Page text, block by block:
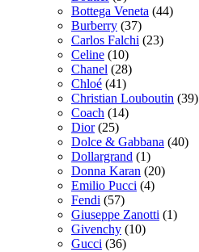
Bottega Veneta (44)
Burberry (37)
Carlos Falchi (23)
Celine (10)
Chanel (28)
Chloé (41)
Christian Louboutin (39)
Coach (14)
Dior(25)
Dolce & Gabbana (40)
Dollargrand (1)
Donna Karan (20)
Emilio Pucci (4)
Fendi (57)
Giuseppe Zanotti (1)
Givenchy (10)
Gucci (36)